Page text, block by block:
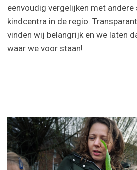
eenvoudig vergelijken met andere
kindcentra in de regio.
vinden wij belangrijk en we laten
waar we voor staan!